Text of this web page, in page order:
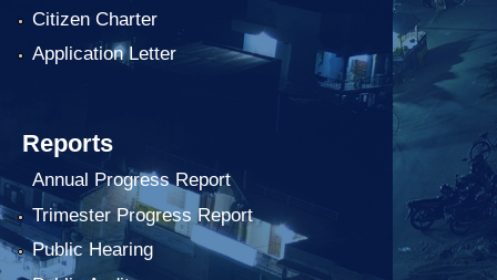
Citizen Charter
Application Letter
Reports
Annual Progress Report
Trimester Progress Report
Public Hearing